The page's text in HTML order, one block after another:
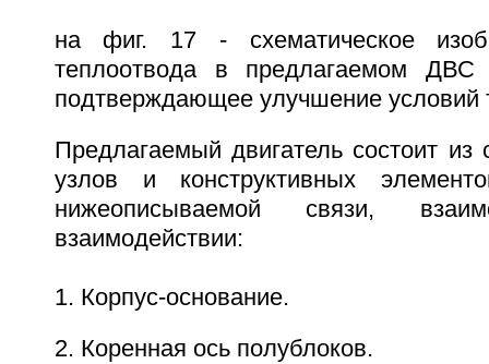
на фиг. 17 - схематическое
теплоотвода в предлагаемом ДВС
подтверждающее улучшение условий
Предлагаемый двигатель состоит
узлов и конструктивных
нижеописываемой связи,
взаимодействии:
1. Корпус-основание.
2. Коренная ось полублоков.